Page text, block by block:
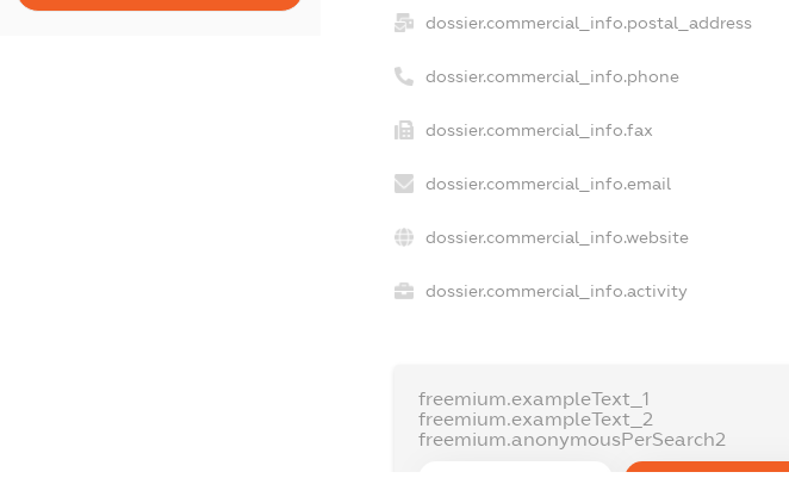
dossier.commercial_info.postal_address
dossier.commercial_info.phone
dossier.commercial_info.fax
dossier.commercial_info.email
dossier.commercial_info.website
dossier.commercial_info.activity
freemium.exampleText_1
freemium.exampleText_2
freemium.anonymousPerSearch2